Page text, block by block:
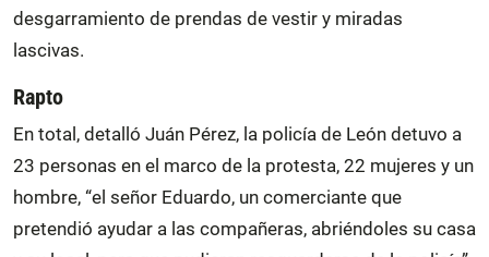
desgarramiento de prendas de vestir y miradas
lascivas.
Rapto
En total, detalló Juán Pérez, la policía de León detuvo a
23 personas en el marco de la protesta, 22 mujeres y un
hombre, “el señor Eduardo, un comerciante que
pretendió ayudar a las compañeras, abriéndoles su casa